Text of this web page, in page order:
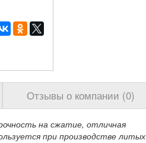
Отзывы о компании (0)
на сжатие, отличная
при производстве литых